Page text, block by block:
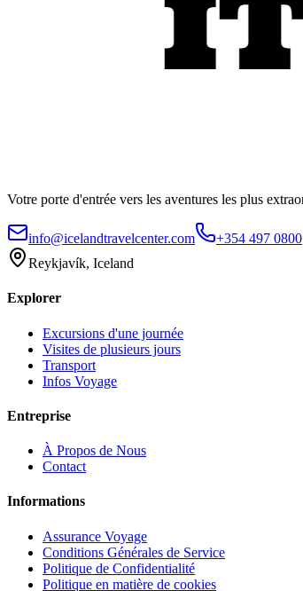
Votre porte d'entrée vers les aventures les plus
info@icelandtravelcenter.com
+354 497 0800
Reykjavík, Iceland
Explorer
Excursions d'une journée
Visites de plusieurs jours
Transport
Infos Voyage
Entreprise
À Propos de Nous
Contact
Informations
Assurance Voyage
Conditions Générales de Service
Politique de Confidentialité
Politique en matière de cookies